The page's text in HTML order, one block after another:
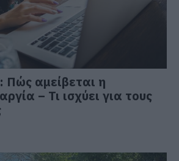
Πώς αμείβεται η
– Τι ισχύει για τους